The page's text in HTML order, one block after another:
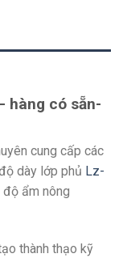
hàng có sẵn-
cung cấp các
dày lớp phủ Lz-
độ ẩm nông
thành thạo kỹ